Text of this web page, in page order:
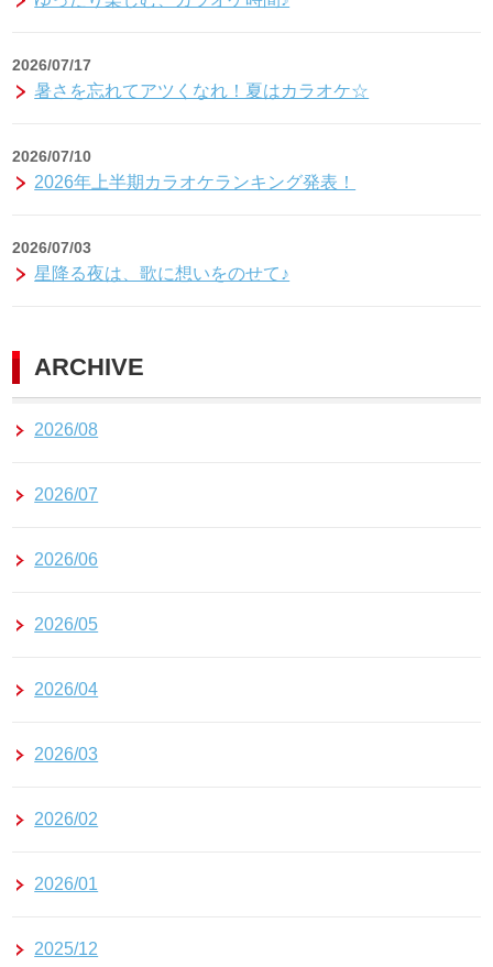
2026/07/17
暑さを忘れてアツくなれ！夏はカラオケ☆
2026/07/10
2026年上半期カラオケランキング発表！
2026/07/03
星降る夜は、歌に想いをのせて♪
ARCHIVE
2026/08
2026/07
2026/06
2026/05
2026/04
2026/03
2026/02
2026/01
2025/12